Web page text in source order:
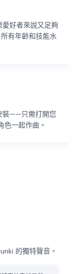
好者來說又足夠
有年齡和技能水
裝——只需打開您
色一起作曲。
的獨特聲音。